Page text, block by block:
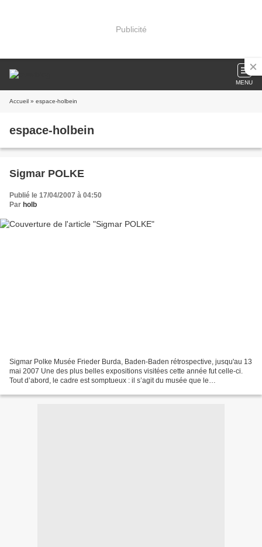
Publicité
MENU
Accueil » espace-holbein
espace-holbein
Sigmar POLKE
Publié le 17/04/2007 à 04:50
Par holb
Sigmar Polke Musée Frieder Burda, Baden-Baden rétrospective, jusqu'au 13
mai 2007 Une des plus belles expositions visitées cette année fut celle-ci.
Tout d’abord, le cadre est somptueux : il s’agit du musée que le